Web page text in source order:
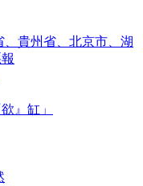
貴州省、北京市、湖
』缸」